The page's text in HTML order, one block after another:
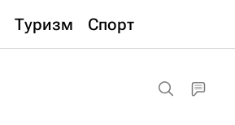
Туризм Спорт